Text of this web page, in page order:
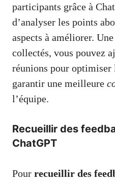
participants grâce à
d’analyser les points
aspects à améliorer.
collectés, vous pouvez
réunions pour
garantir une meilleure
l’équipe.
Recueillir des
ChatGPT
Pour recueillir des